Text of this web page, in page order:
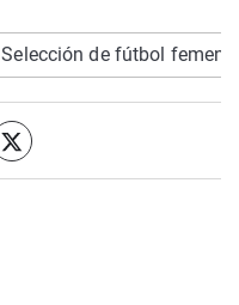
Selección de fútbol